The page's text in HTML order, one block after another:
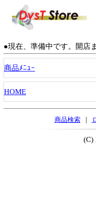
●現在、準備中です。開店
商品ﾒﾆｭｰ
HOME
商品検索 |
(C)